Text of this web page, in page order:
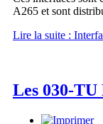
A265 et sont
Lire la suite :
Les 030-TU